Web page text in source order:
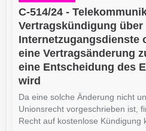
C-514/24 -
Vertragskündigung über
Internetzugangsdienste
eine Vertragsänderung
eine Entscheidung des
wird
Da eine solche Änderung nicht
Unionsrecht vorgeschrieben ist,
Recht auf kostenlose Kündigung